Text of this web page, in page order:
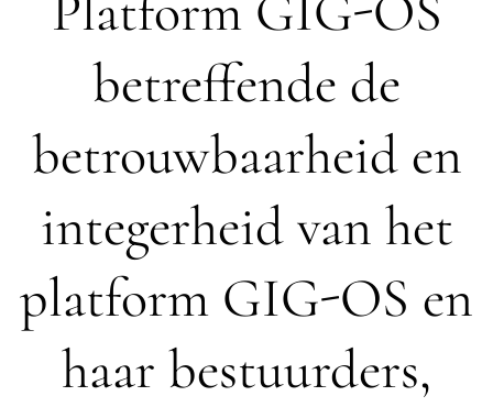
betreffende de
betrouwbaarheid en
integerheid van het
platform GIG-OS en
haar bestuurders,